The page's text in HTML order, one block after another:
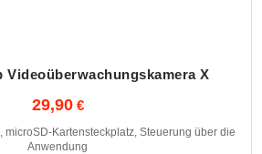
Videoüberwachungskamera X
29,90
microSD-Kartensteckplatz, Steuerung über die
Anwendung